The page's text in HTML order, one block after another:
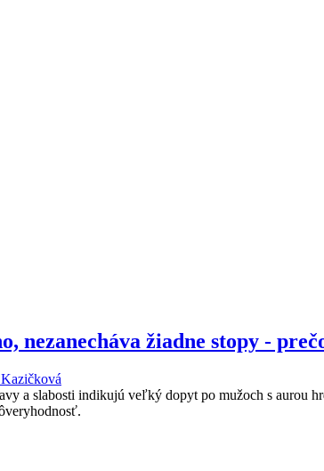
nezanecháva žiadne stopy -
a slabosti indikujú veľký dopyt po mužoch s aurou